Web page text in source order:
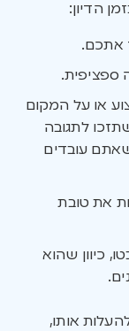
הדיון:
אתכם.
ספציפית.
או על המקום
לתגובה
עובדים
את טובת
כיוון שהוא
אותו,